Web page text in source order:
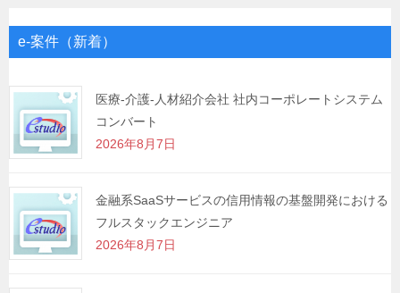
ゲ
シ
ョ
ン
e-案件（新着）
医療-介護-人材紹介会社 社内コーポレートシステム
コンバート
2026年8月7日
金融系SaaSサービスの信用情報の基盤開発における
フルスタックエンジニア
2026年8月7日